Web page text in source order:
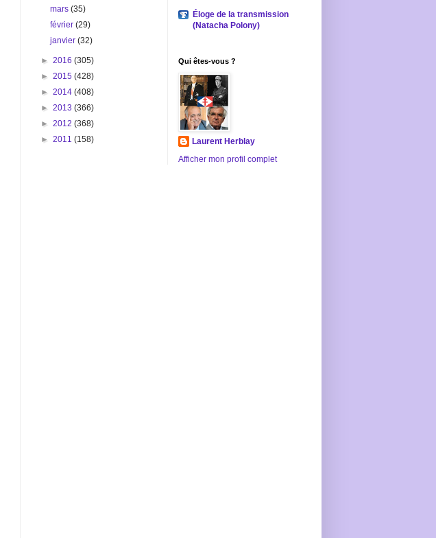
mars(35)
février(29)
janvier(32)
► 2016 (305)
► 2015 (428)
► 2014 (408)
► 2013 (366)
► 2012 (368)
► 2011 (158)
Éloge de la transmission
(Natacha Polony)
Qui êtes-vous ?
Laurent Herblay
Afficher mon profil complet